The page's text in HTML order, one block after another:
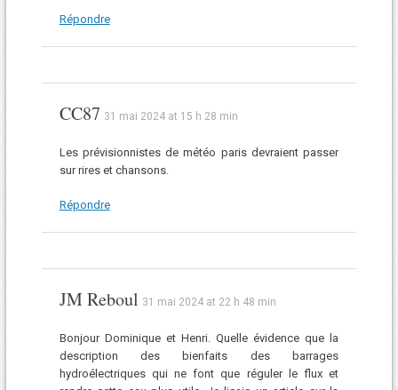
Répondre
CC87 31 mai 2024 at 15 h 28 min
Les prévisionnistes de météo paris devraient passer
sur rires et chansons.
Répondre
JM Reboul 31 mai 2024 at 22 h 48 min
Bonjour Dominique et Henri. Quelle évidence que la
description des bienfaits des barrages
hydroélectriques qui ne font que réguler le flux et